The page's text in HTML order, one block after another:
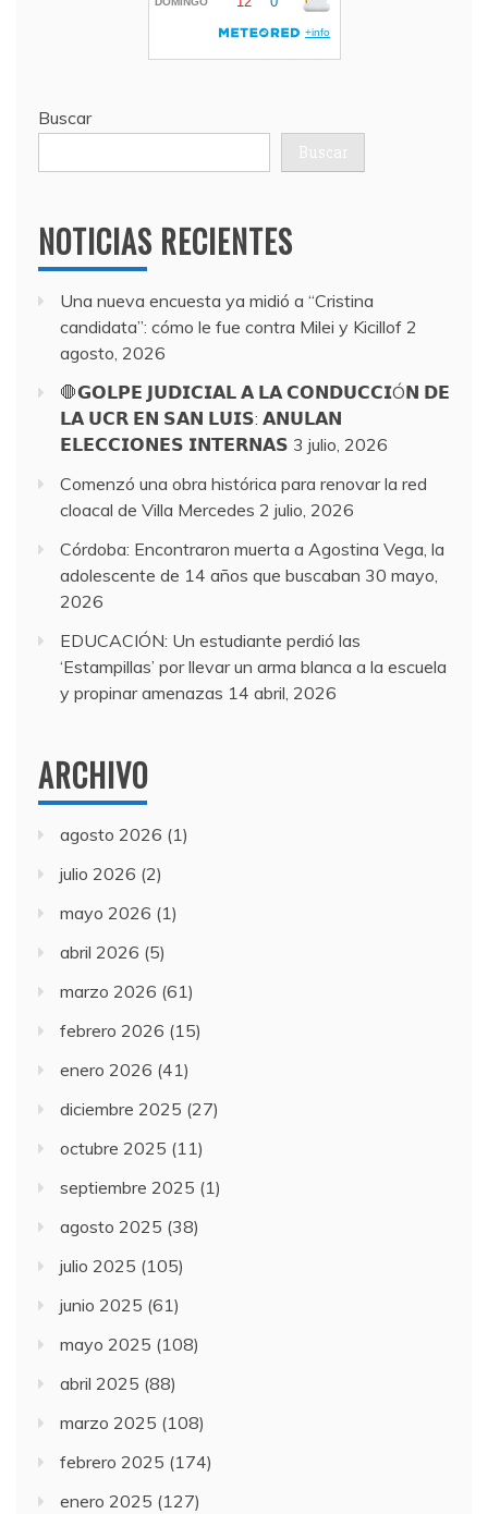
Buscar
Buscar
NOTICIAS RECIENTES
Una nueva encuesta ya midió a “Cristina
candidata”: cómo le fue contra Milei y Kicillof 2
agosto, 2026
🛑𝗚𝗢𝗟𝗣𝗘 𝗝𝗨𝗗𝗜𝗖𝗜𝗔𝗟 𝗔 𝗟𝗔 𝗖𝗢𝗡𝗗𝗨𝗖𝗖𝗜Ó𝗡 𝗗𝗘
𝗟𝗔 𝗨𝗖𝗥 𝗘𝗡 𝗦𝗔𝗡 𝗟𝗨𝗜𝗦: 𝗔𝗡𝗨𝗟𝗔𝗡
𝗘𝗟𝗘𝗖𝗖𝗜𝗢𝗡𝗘𝗦 𝗜𝗡𝗧𝗘𝗥𝗡𝗔𝗦 3 julio, 2026
Comenzó una obra histórica para renovar la red
cloacal de Villa Mercedes 2 julio, 2026
Córdoba: Encontraron muerta a Agostina Vega, la
adolescente de 14 años que buscaban 30 mayo,
2026
EDUCACIÓN: Un estudiante perdió las
‘Estampillas’ por llevar un arma blanca a la escuela
y propinar amenazas 14 abril, 2026
ARCHIVO
agosto 2026 (1)
julio 2026 (2)
mayo 2026 (1)
abril 2026 (5)
marzo 2026 (61)
febrero 2026 (15)
enero 2026 (41)
diciembre 2025 (27)
octubre 2025 (11)
septiembre 2025 (1)
agosto 2025 (38)
julio 2025 (105)
junio 2025 (61)
mayo 2025 (108)
abril 2025 (88)
marzo 2025 (108)
febrero 2025 (174)
enero 2025 (127)